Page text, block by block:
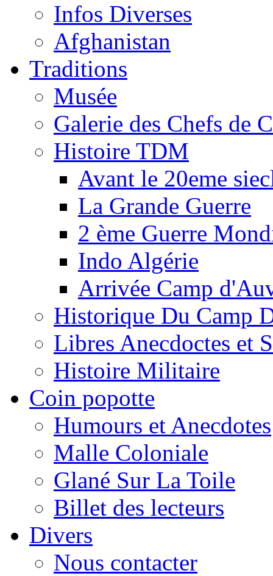
Infos Diverses
Afghanistan
Traditions
Musée
Galerie des Chefs de
Histoire TDM
Avant le 20eme
La Grande Guerre
2 ème Guerre
Indo Algérie
Arrivée Camp
Historique Du Camp
Libres Anecdoctes et
Histoire Militaire
Coin popotte
Humours et Anecdotes
Malle Coloniale
Glané Sur La Toile
Billet des lecteurs
Divers
Nous contacter